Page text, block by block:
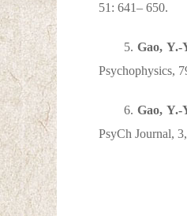
51: 641– 650.
5.Gao, Y.-
Psychophysics,
6.Gao, Y.-
PsyCh Journal,